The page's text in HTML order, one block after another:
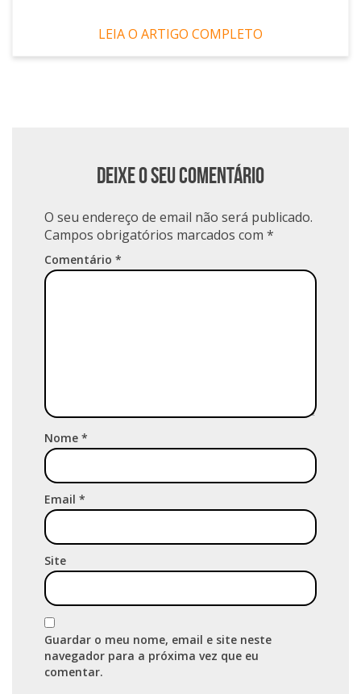
LEIA O ARTIGO COMPLETO
Deixe o seu comentário
O seu endereço de email não será publicado.
Campos obrigatórios marcados com *
Comentário *
Nome *
Email *
Site
Guardar o meu nome, email e site neste
navegador para a próxima vez que eu
comentar.